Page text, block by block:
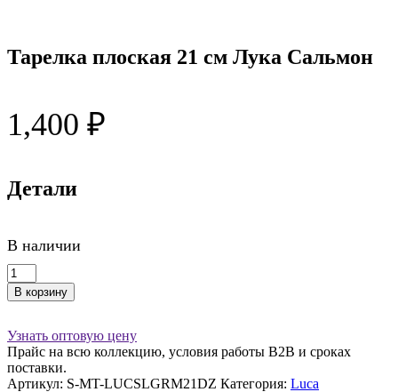
Тарелка плоская 21 см Лука Сальмон
1,400 ₽
Детали
В наличии
Количество
товара
Тарелка
21
см
Лука
Сальмон
В корзину
Узнать оптовую цену
Прайс на всю коллекцию, условия работы В2В и сроках
поставки.
Артикул: S-MT-LUCSLGRM21DZ Категория: Luca